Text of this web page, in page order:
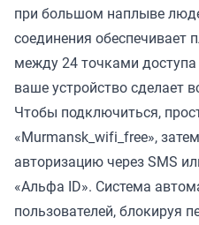
при большом наплыве
соединения обеспечивает
между 24 точками
ваше устройство сделает
Чтобы подключиться,
«Murmansk_wifi_free»,
авторизацию через SMS
«Альфа ID». Система
пользователей, блокируя